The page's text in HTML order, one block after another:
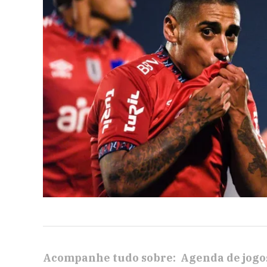
Acompanhe tudo sobre: Agenda de